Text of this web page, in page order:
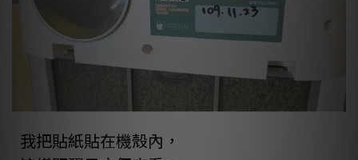
我把貼紙貼在機殼內，